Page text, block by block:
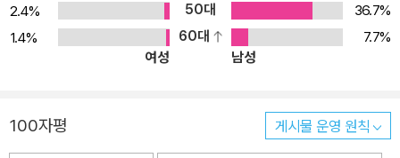
다.
2.4%
50대
36.7%
1.4%
60대
7.7%
여성
남성
100자평 게시물 운영 원칙